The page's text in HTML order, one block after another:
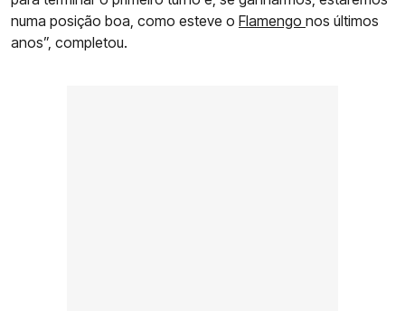
numa posição boa, como esteve o Flamengo nos últimos
anos”, completou.